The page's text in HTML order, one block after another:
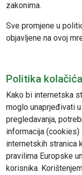
zakonima.
Sve promjene u
objavljene na ovoj
Politika kolačića
Kako bi internetska
moglo unaprjeđivati
pregledavanja,
informacija (cookies)
internetskih stranica
pravilima Europske
korisnika.